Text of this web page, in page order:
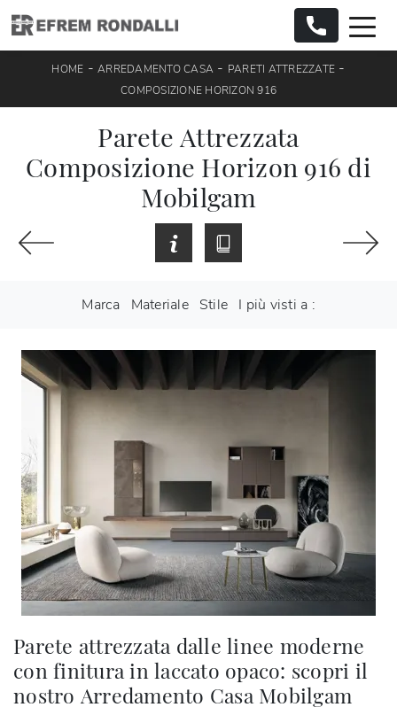
HOME -ARREDAMENTO CASA - PARETI ATTREZZATE -
COMPOSIZIONE HORIZON 916
Parete Attrezzata
Composizione Horizon 916 di
Mobilgam
Marca Materiale Stile I più visti a :
Parete attrezzata dalle linee moderne
con finitura in laccato opaco: scopri il
nostro Arredamento Casa Mobilgam